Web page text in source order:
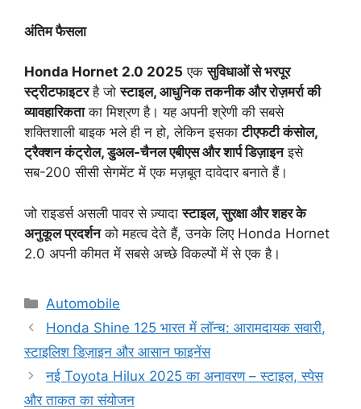
अंतिम फैसला
Honda Hornet 2.0 2025 एकसुविधाओं से भरपूर
स्ट्रीटफाइटरहै जोस्टाइल, आधुनिक तकनीक और रोज़मर्रा की
व्यावहारिकताका मिश्रण है। यह अपनी श्रेणी की सबसे
शक्तिशाली बाइक भले ही न हो, लेकिन इसकाटीएफटी कंसोल,
ट्रैक्शन कंट्रोल, डुअल-चैनल एबीएस और शार्प डिज़ाइनइसे
सब-200 सीसी सेगमेंट में एक मज़बूत दावेदार बनाते हैं।
जो राइडर्स असली पावर से ज़्यादास्टाइल, सुरक्षा और शहर के
अनुकूल प्रदर्शनको महत्व देते हैं, उनके लिए Honda Hornet
2.0 अपनी कीमत में सबसे अच्छे विकल्पों में से एक है।
Categories
Automobile
Honda Shine 125 भारत में लॉन्च: आरामदायक सवारी,
स्टाइलिश डिज़ाइन और आसान फाइनेंस
नई Toyota Hilux 2025 का अनावरण – स्टाइल, स्पेस
और ताकत का संयोजन